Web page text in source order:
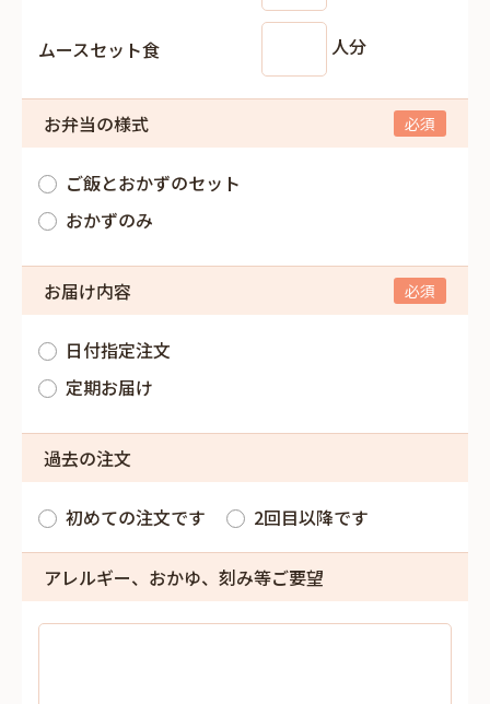
ムースセット食 人分
お弁当の様式
ご飯とおかずのセット
おかずのみ
お届け内容
日付指定注文
定期お届け
過去の注文
初めての注文です 2回目以降です
アレルギー、おかゆ、刻み等ご要望